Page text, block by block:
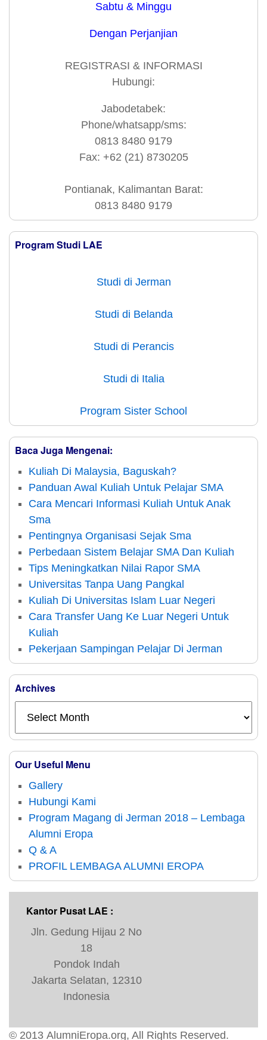
Sabtu & Minggu
Dengan Perjanjian
REGISTRASI & INFORMASI
Hubungi:
Jabodetabek:
Phone/whatsapp/sms:
0813 8480 9179
Fax: +62 (21) 8730205
Pontianak, Kalimantan Barat:
0813 8480 9179
Program Studi LAE
Studi di Jerman
Studi di Belanda
Studi di Perancis
Studi di Italia
Program Sister School
Baca Juga Mengenai:
Kuliah Di Malaysia, Baguskah?
Panduan Awal Kuliah Untuk Pelajar SMA
Cara Mencari Informasi Kuliah Untuk Anak
Sma
Pentingnya Organisasi Sejak Sma
Perbedaan Sistem Belajar SMA Dan Kuliah
Tips Meningkatkan Nilai Rapor SMA
Universitas Tanpa Uang Pangkal
Kuliah Di Universitas Islam Luar Negeri
Cara Transfer Uang Ke Luar Negeri Untuk
Kuliah
Pekerjaan Sampingan Pelajar Di Jerman
Archives
Our Useful Menu
Gallery
Hubungi Kami
Program Magang di Jerman 2018 – Lembaga
Alumni Eropa
Q & A
PROFIL LEMBAGA ALUMNI EROPA
Kantor Pusat LAE :
Jln. Gedung Hijau 2 No
18
Pondok Indah
Jakarta Selatan, 12310
Indonesia
© 2013 AlumniEropa.org, All Rights Reserved.